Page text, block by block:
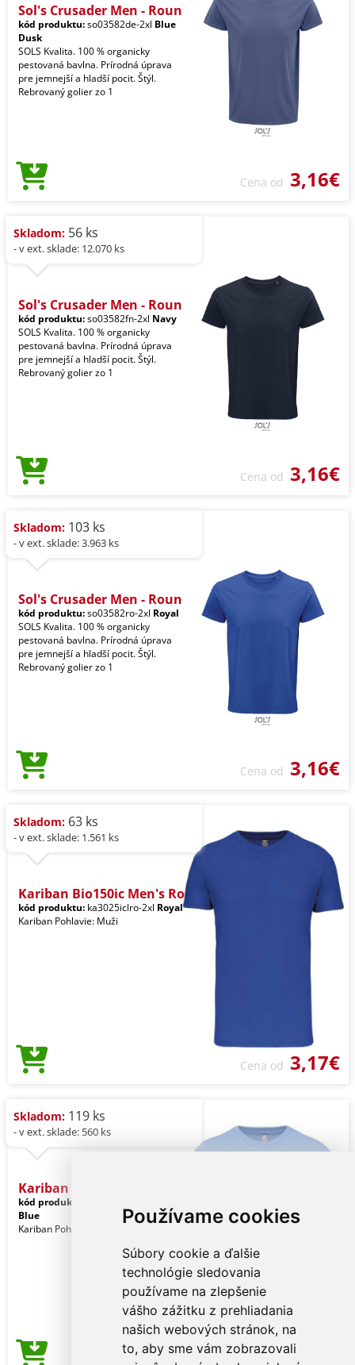
Používame cookies
Súbory cookie a ďalšie
technológie sledovania
používame na zlepšenie
vášho zážitku z prehliadania
našich webových stránok, na
to, aby sme vám zobrazovali
Sol's Crusader Men - Roun
kód produktu:so03582de-2xl Blue
Dusk
SOLS Kvalita. 100 % organicky
pestovaná bavlna. Prírodná úprava
pre jemnejší a hladší pocit. Štýl.
Rebrovaný golier zo 1
Cena od 3,16€
Skladom: 56 ks
- v ext. sklade: 12.070 ks
Sol's Crusader Men - Roun
kód produktu:so03582fn-2xl Navy
SOLS Kvalita. 100 % organicky
pestovaná bavlna. Prírodná úprava
pre jemnejší a hladší pocit. Štýl.
Rebrovaný golier zo 1
Cena od 3,16€
Skladom: 103 ks
- v ext. sklade: 3.963 ks
Sol's Crusader Men - Roun
kód produktu:so03582ro-2xl Royal
SOLS Kvalita. 100 % organicky
pestovaná bavlna. Prírodná úprava
pre jemnejší a hladší pocit. Štýl.
Rebrovaný golier zo 1
Cena od 3,16€
Skladom: 63 ks
- v ext. sklade: 1.561 ks
Kariban Bio150ic Men's Ro
kód produktu: ka3025iclro-2xl Royal
Kariban Pohlavie: Muži
Cena od 3,17€
Skladom: 119 ks
- v ext. sklade: 560 ks
Kariban Bio150ic Men's Ro
kód produktu:
Blue
Kariban Pohlavie: Muži
Cena od 3,17€